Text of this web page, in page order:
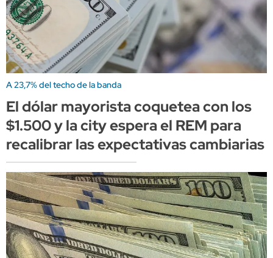
A 23,7% del techo de la banda
El dólar mayorista coquetea con los
$1.500 y la city espera el REM para
recalibrar las expectativas cambiarias